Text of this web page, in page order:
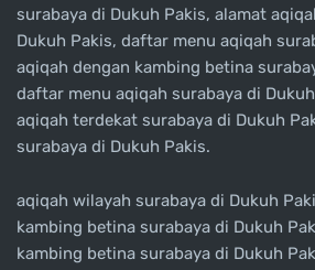
surabaya di Dukuh Pakis, alamat
Dukuh Pakis, daftar menu aqiqah
aqiqah dengan kambing betina
daftar menu aqiqah surabaya di
aqiqah terdekat surabaya di Dukuh
surabaya di Dukuh Pakis.
aqiqah wilayah surabaya di Dukuh
kambing betina surabaya di Dukuh
kambing betina surabaya di Dukuh